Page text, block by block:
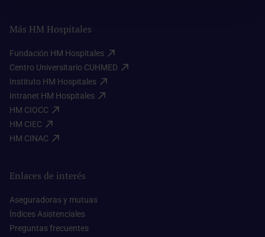
Más HM Hospitales
Fundación HM Hospitales​
Centro Universitario CUHMED​
Instituto HM Hospitales​
Intranet HM Hospitales​
HM CIOCC​
HM CIEC​
HM CINAC​
Enlaces de interés
Aseguradoras y mutuas​
Índices Asistenciales​
Preguntas frecuentes​